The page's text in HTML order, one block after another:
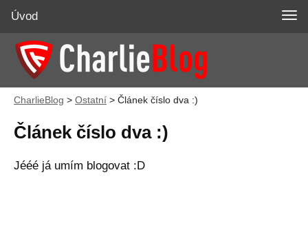
CharlieBlog > Ostatní > Článek číslo dva :)
Článek číslo dva :)
Jééé já umím blogovat :D
Úvod